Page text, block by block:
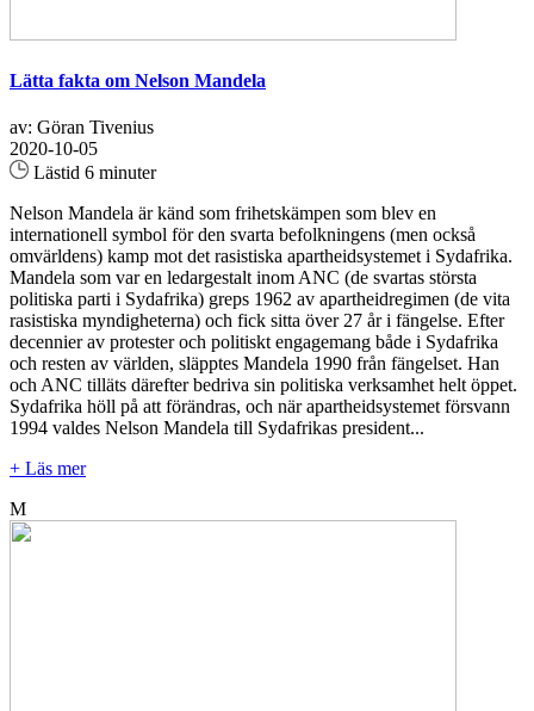
Lätta fakta om Nelson Mandela
av: Göran Tivenius
2020-10-05
Lästid 6 minuter
Nelson Mandela är känd som frihetskämpen som blev en
internationell symbol för den svarta befolkningens (men också
omvärldens) kamp mot det rasistiska apartheidsystemet i Sydafrika.
Mandela som var en ledargestalt inom ANC (de svartas största
politiska parti i Sydafrika) greps 1962 av apartheidregimen (de vita
rasistiska myndigheterna) och fick sitta över 27 år i fängelse. Efter
decennier av protester och politiskt engagemang både i Sydafrika
och resten av världen, släpptes Mandela 1990 från fängelset. Han
och ANC tilläts därefter bedriva sin politiska verksamhet helt öppet.
Sydafrika höll på att förändras, och när apartheidsystemet försvann
1994 valdes Nelson Mandela till Sydafrikas president...
+ Läs mer
M